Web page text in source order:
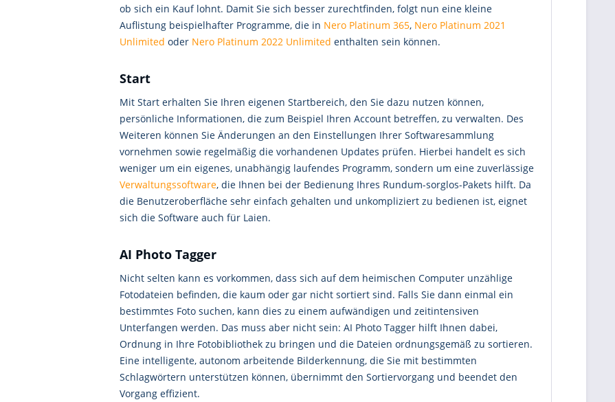
ob sich ein Kauf lohnt. Damit Sie sich besser zurechtfinden, folgt nun eine kleine
Auflistung beispielhafter Programme, die in Nero Platinum 365, Nero Platinum 2021
Unlimited oder Nero Platinum 2022 Unlimited enthalten sein können.
Start
Mit Start erhalten Sie Ihren eigenen Startbereich, den Sie dazu nutzen können,
persönliche Informationen, die zum Beispiel Ihren Account betreffen, zu verwalten. Des
Weiteren können Sie Änderungen an den Einstellungen Ihrer Softwaresammlung
vornehmen sowie regelmäßig die vorhandenen Updates prüfen. Hierbei handelt es sich
weniger um ein eigenes, unabhängig laufendes Programm, sondern um eine zuverlässige
Verwaltungssoftware, die Ihnen bei der Bedienung Ihres Rundum-sorglos-Pakets hilft. Da
die Benutzeroberfläche sehr einfach gehalten und unkompliziert zu bedienen ist, eignet
sich die Software auch für Laien.
AI Photo Tagger
Nicht selten kann es vorkommen, dass sich auf dem heimischen Computer unzählige
Fotodateien befinden, die kaum oder gar nicht sortiert sind. Falls Sie dann einmal ein
bestimmtes Foto suchen, kann dies zu einem aufwändigen und zeitintensiven
Unterfangen werden. Das muss aber nicht sein: AI Photo Tagger hilft Ihnen dabei,
Ordnung in Ihre Fotobibliothek zu bringen und die Dateien ordnungsgemäß zu sortieren.
Eine intelligente, autonom arbeitende Bilderkennung, die Sie mit bestimmten
Schlagwörtern unterstützen können, übernimmt den Sortiervorgang und beendet den
Vorgang effizient.